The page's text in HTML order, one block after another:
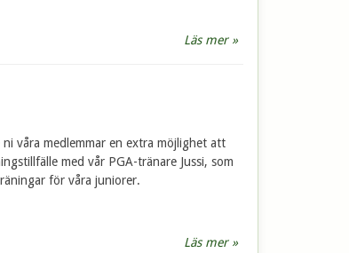
Läs mer »
våra medlemmar en extra möjlighet att
med vår PGA-tränare Jussi, som
för våra juniorer.
Läs mer »